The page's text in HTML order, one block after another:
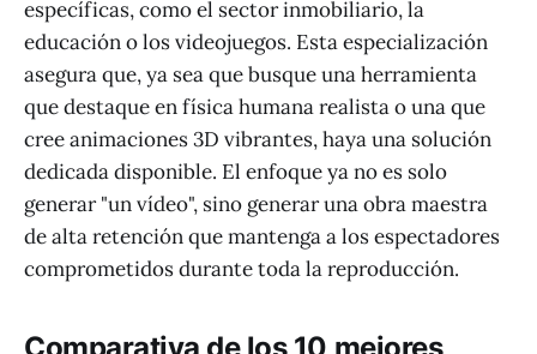
específicas, como el sector inmobiliario, la
educación o los videojuegos. Esta especialización
asegura que, ya sea que busque una herramienta
que destaque en física humana realista o una que
cree animaciones 3D vibrantes, haya una solución
dedicada disponible. El enfoque ya no es solo
generar "un vídeo", sino generar una obra maestra
de alta retención que mantenga a los espectadores
comprometidos durante toda la reproducción.